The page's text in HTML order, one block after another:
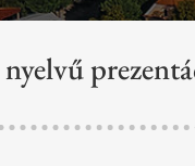
nyelvű